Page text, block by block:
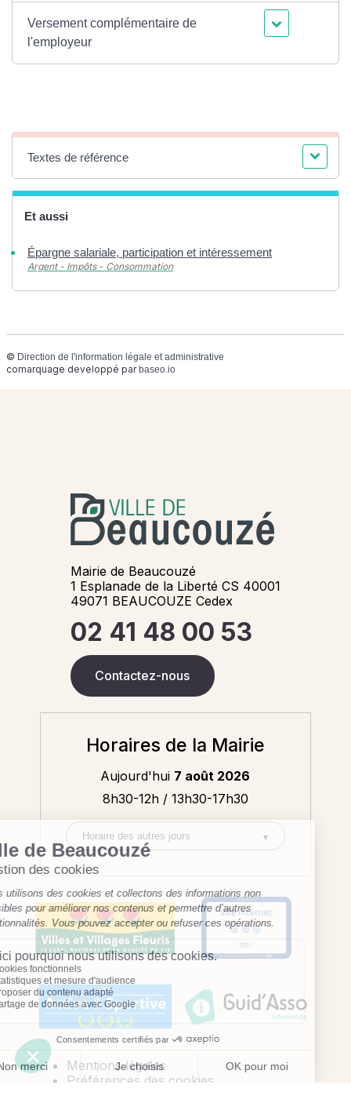
Versement complémentaire de
l'employeur
Textes de référence
Et aussi
Épargne salariale, participation et intéressement
Argent - Impôts - Consommation
© Direction de l'information légale et administrative
comarquage developpé parbaseo.io
Mairie de Beaucouzé
1 Esplanade de la Liberté CS 40001
49071 BEAUCOUZE Cedex
02 41 48 00 53
Contactez-nous
Horaires de la Mairie
Aujourd'hui 7 août 2026
8h30-12h / 13h30-17h30
Mentions légales
Préférences des cookies